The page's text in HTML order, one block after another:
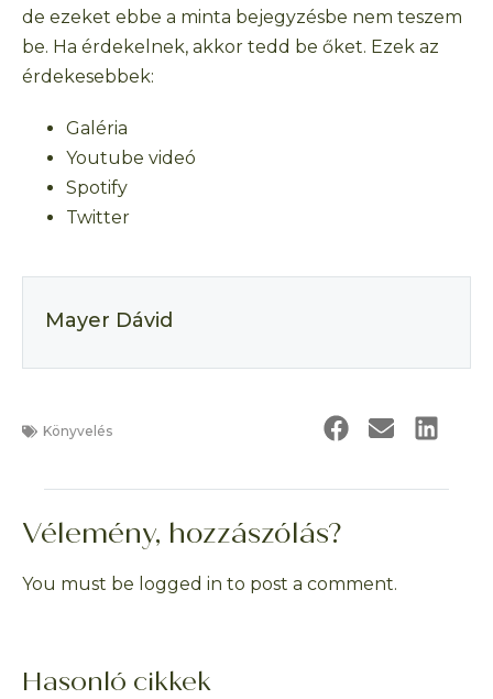
de ezeket ebbe a minta bejegyzésbe nem teszem
be. Ha érdekelnek, akkor tedd be őket. Ezek az
érdekesebbek:
Galéria
Youtube videó
Spotify
Twitter
Mayer Dávid
Könyvelés
Vélemény, hozzászólás?
You must be logged in to post a comment.
Hasonló cikkek